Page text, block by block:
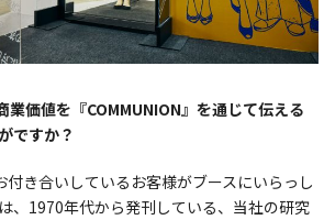
価値を『COMMUNION』を通じて伝える
ですか？
付き合いしているお客様がブースにいらっし
、1970年代から発刊している、当社の研究